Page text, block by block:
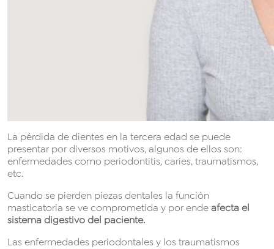
La pérdida de dientes en la tercera edad se puede
presentar por diversos motivos, algunos de ellos son:
enfermedades como periodontitis, caries, traumatismos,
etc.
Cuando se pierden piezas dentales la función
masticatoria se ve comprometida y por endeafecta el
sistema digestivo del paciente.
Las enfermedades periodontales y los traumatismos